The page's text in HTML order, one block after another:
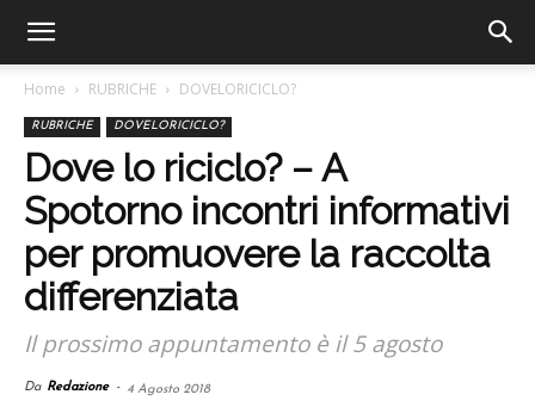
Home RUBRICHE DOVELORICICLO?
RUBRICHE DOVELORICICLO?
Dove lo riciclo? – A
Spotorno incontri informativi
per promuovere la raccolta
differenziata
Il prossimo appuntamento è il 5 agosto
Da Redazione - 4 Agosto 2018